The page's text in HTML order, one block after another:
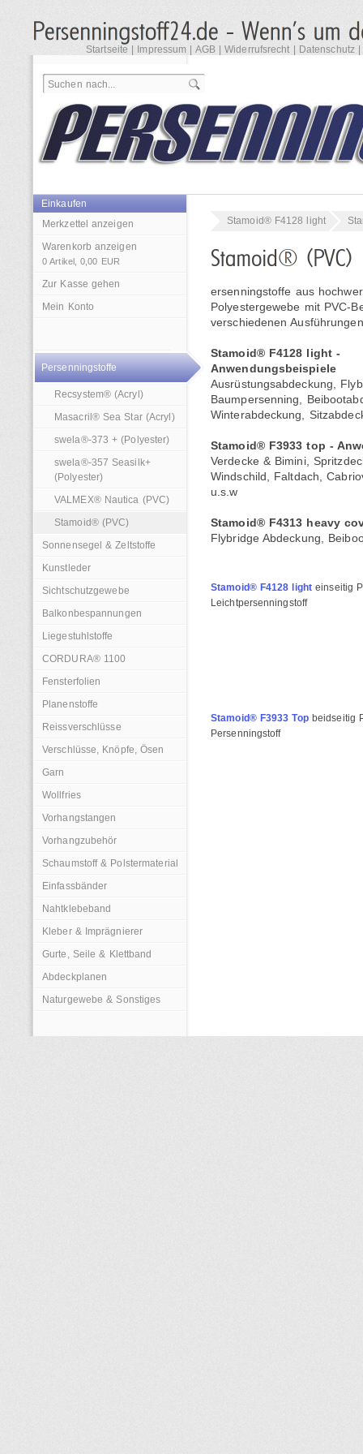
Startseite| Impressum AGB|Widerrufsrecht| Datenschutz
Einkaufen
Merkzettel anzeigen
Warenkorb anzeigen
0 Artikel,0,00 EUR
Zur Kasse gehen
Mein Konto
Persenningstoffe
Recsystem® (Acryl)
Masacril® Sea Star (Acryl)
swela®-373 + (Polyester)
swela®-357 Seasilk+
(Polyester)
VALMEX® Nautica (PVC)
Stamoid® (PVC)
Sonnensegel & Zeltstoffe
Kunstleder
Sichtschutzgewebe
Balkonbespannungen
Liegestuhlstoffe
CORDURA® 1100
Fensterfolien
Planenstoffe
Reissverschlüsse
Verschlüsse, Knöpfe, Ösen
Garn
Wollfries
Vorhangstangen
Vorhangzubehör
Schaumstoff & Polstermaterial
Einfassbänder
Nahtklebeband
Kleber & Imprägnierer
Gurte, Seile & Klettband
Abdeckplanen
Naturgewebe & Sonstiges
Stamoid® F4128 light
ersenningstoffe aus
Polyestergewebe mit PVC-
verschiedenen
Stamoid® F4128 light -
Anwendungsbeispiele
Ausrüstungsabdeckung,
Baumpersenning,
Winterabdeckung,
Stamoid® F3933 top -
Verdecke & Bimini,
Windschild, Faltdach,
u.s.w
Stamoid® F4313 heavy
Flybridge Abdeckung,
Stamoid® F4128 light einseitig
Leichtpersenningstoff
Stamoid® F3933 Topbeidseitig
Persenningstoff